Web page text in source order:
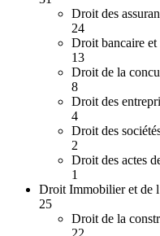
Droit des
24
Droit bancaire
13
Droit de la
8
Droit des
4
Droit des
2
Droit des actes
1
Droit Immobilier et de
25
Droit de la
22